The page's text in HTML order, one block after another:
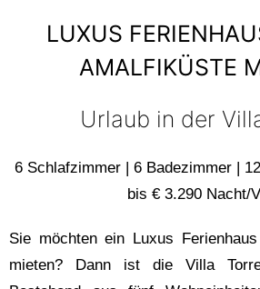
LUXUS
AMALFIKÜSTE
Urlaub in der
6 Schlafzimmer | 6 Badezimmer |
bis € 3.290 Nacht/
Sie möchten ein Luxus
mieten? Dann ist die Villa